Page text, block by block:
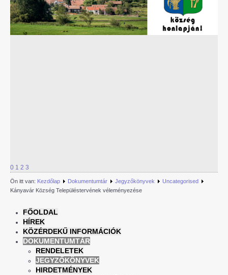
0 1 2 3
Ön itt van: Kezdőlap Dokumentumtár Jegyzőkönyvek
Uncategorised
Kányavár Község Településtervének véleményezése
FŐOLDAL
HÍREK
KÖZÉRDEKŰ INFORMÁCIÓK
DOKUMENTUMTÁR
RENDELETEK
JEGYZŐKÖNYVEK
HIRDETMÉNYEK